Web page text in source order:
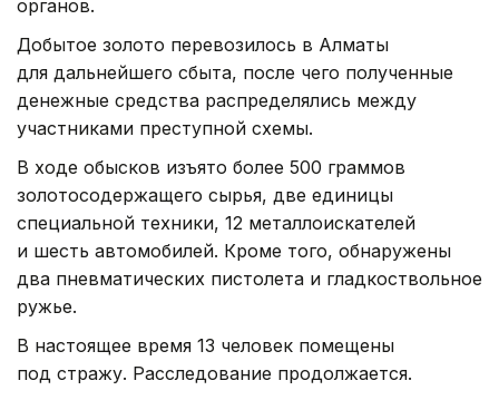
органов.
Добытое золото перевозилось в Алматы
для дальнейшего сбыта, после чего полученные
денежные средства распределялись между
участниками преступной схемы.
В ходе обысков изъято более 500 граммов
золотосодержащего сырья, две единицы
специальной техники, 12 металлоискателей
и шесть автомобилей. Кроме того, обнаружены
два пневматических пистолета и гладкоствольное
ружье.
В настоящее время 13 человек помещены
под стражу. Расследование продолжается.